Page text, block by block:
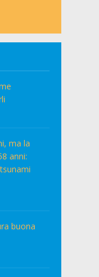
ma la
anni:
buona